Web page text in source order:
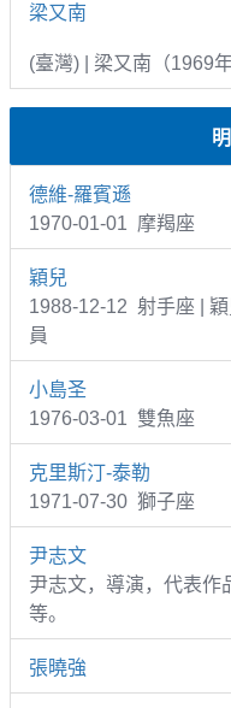
梁又南
(臺灣) | 梁又南（1969
德維-羅賓遜
1970-01-01 摩羯座
穎兒
1988-12-12 射手座 |
員
小島圣
1976-03-01 雙魚座
克里斯汀-泰勒
1971-07-30 獅子座
尹志文
尹志文，導演，代表作
等。
張曉強